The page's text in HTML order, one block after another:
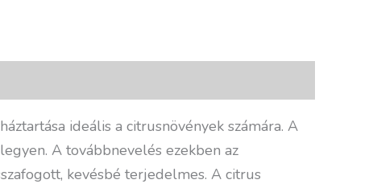
ideális a citrusnövények számára. A
A továbbnevelés ezekben az
kevésbé terjedelmes. A citrus